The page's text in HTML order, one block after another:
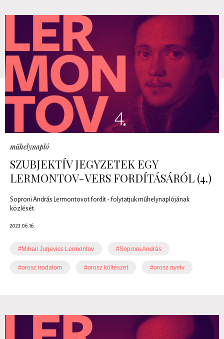
műhelynapló
SZUBJEKTÍV JEGYZETEK EGY
LERMONTOV-VERS FORDÍTÁSÁRÓL (4.)
Soproni András Lermontovot fordít - folytatjuk műhelynaplójának
közlését.
2023.06.16.
#Mihail Jurjevics Lermontov #Soproni András
#orosz irodalom #orosz költészet #orosz nyelv